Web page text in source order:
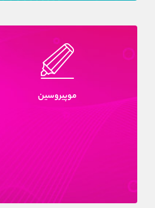
موپيروسين